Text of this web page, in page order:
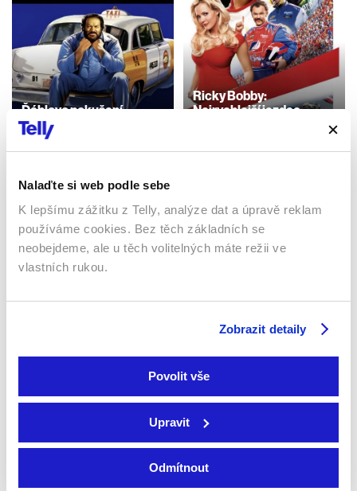
Nalaďte si web podle sebe
K lepšímu zážitku z Telly, analýze dat a úpravě reklam
používáme cookies. Bez těch základních se
neobejdeme, ale u těch volitelných máte režii ve
vlastních rukou.
Zobrazit detaily
Povolit vše
Upravit
Odmítnout
Ďáblovo pokušení
1991 | Itálie | 99 min
Filmy / Komedie / Akční
Ricky Bobby:
Nejrychlejší jezdec
Sledujte kdekoliv až na 6 zařízeních
Sledovat internetovou televizi jde odkudkoliv
po celé EU, a to až na 6 zařízeních.
Smart TV - Android, Google, Samsung, LG, VIDAA